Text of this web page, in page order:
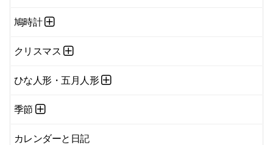
鳩時計
クリスマス
ひな人形・五月人形
季節
カレンダーと日記